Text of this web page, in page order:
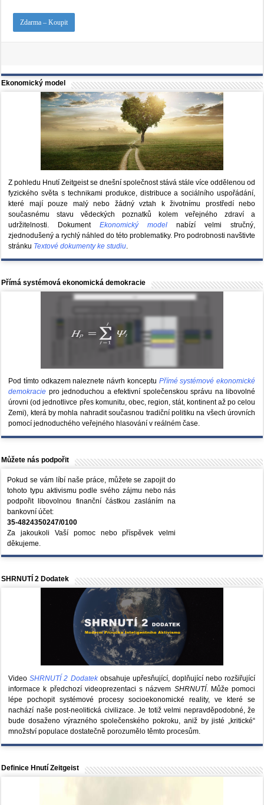
Zdarma – Koupit
Ekonomický model
Z pohledu Hnutí Zeitgeist se dnešní společnost stává stále více oddělenou od
fyzického světa s technikami produkce, distribuce a sociálního uspořádání,
které mají pouze malý nebo žádný vztah k životnímu prostředí nebo
současnému stavu vědeckých poznatků kolem veřejného zdraví a
udržitelnosti. DokumentEkonomický model nabízí velmi stručný,
zjednodušený a rychlý náhled do této problematiky. Pro podrobnosti navštivte
stránku Textové dokumenty ke studiu
Přímá systémová ekonomická demokracie
Pod tímto odkazem naleznete návrh konceptu Přímé systémové ekonomické
demokracie pro jednoduchou a efektivní společenskou správu na libovolné
úrovni (od jednotlivce přes komunitu, obec, region, stát, kontinent až po celou
Zemi), která by mohla nahradit současnou tradiční politiku na všech úrovních
pomocí jednoduchého veřejného hlasování v reálném čase.
Můžete nás podpořit
Pokud se vám líbí naše práce, můžete se zapojit do
tohoto typu aktivismu podle svého zájmu nebo nás
podpořit libovolnou finanční částkou zasláním na
bankovní účet:
35-4824350247/0100
Za jakoukoli Vaší pomoc nebo příspěvek velmi
děkujeme.
SHRNUTÍ 2 Dodatek
VideoSHRNUTÍ 2 Dodatekobsahuje upřesňující, doplňující nebo rozšiřující
informace k předchozí videoprezentaci s názvem SHRNUTÍ. Může pomoci
lépe pochopit systémové procesy socioekonomické reality, ve které se
nachází naše post-neolitická civilizace. Je totiž velmi nepravděpodobné, že
bude dosaženo výrazného společenského pokroku, aniž by jisté „kritické“
množství populace dostatečně porozumělo těmto procesům.
Definice Hnutí Zeitgeist